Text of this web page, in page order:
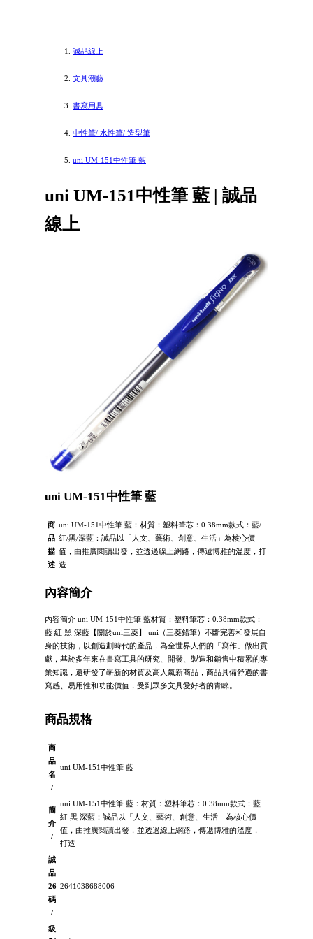
誠品線上
文具潮藝
書寫用具
中性筆/ 水性筆/ 造型筆
uni UM-151中性筆 藍
uni UM-151中性筆 藍 | 誠品
線上
uni UM-151中性筆 藍
商
品
描
述
uni UM-151中性筆 藍：材質：塑料筆芯：0.38mm款式：藍/
紅/黑/深藍：誠品以「人文、藝術、創意、生活」為核心價
值，由推廣閱讀出發，並透過線上網路，傳遞博雅的溫度，打
造
內容簡介
內容簡介 uni UM-151中性筆 藍材質：塑料筆芯：0.38mm款式：
藍 紅 黑 深藍【關於uni三菱】 uni（三菱鉛筆）不斷完善和發展自
身的技術，以創造劃時代的產品，為全世界人們的「寫作」做出貢
獻，基於多年來在書寫工具的研究、開發、製造和銷售中積累的專
業知識，還研發了嶄新的材質及高人氣新商品，商品具備舒適的書
寫感、易用性和功能價值，受到眾多文具愛好者的青睞。
商品規格
商
品
名
/
uni UM-151中性筆 藍
簡
介
/
uni UM-151中性筆 藍：材質：塑料筆芯：0.38mm款式：藍
紅 黑 深藍：誠品以「人文、藝術、創意、生活」為核心價
值，由推廣閱讀出發，並透過線上網路，傳遞博雅的溫度，
打造
誠
品
26
碼
/
2641038688006
級